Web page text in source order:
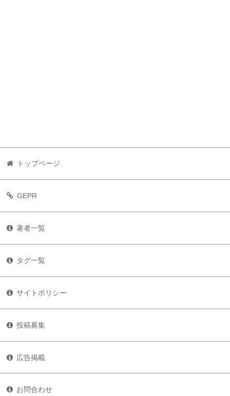
トップページ
GEPR
著者一覧
タグ一覧
サイトポリシー
投稿募集
広告掲載
お問合わせ